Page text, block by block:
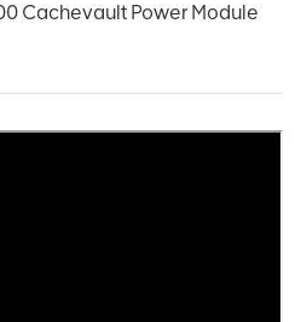
Cachevault Power Module